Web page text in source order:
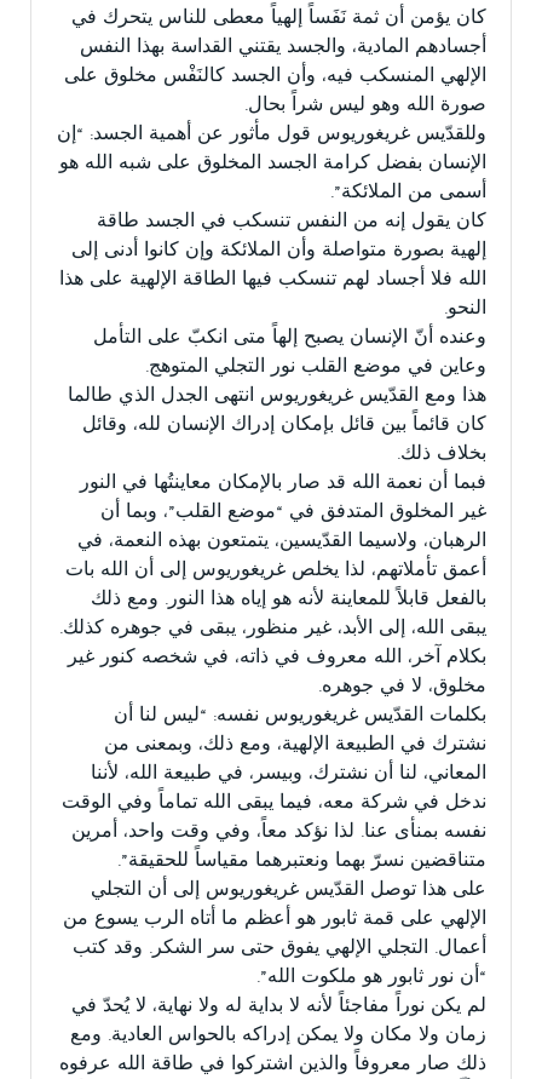
كان يؤمن أن ثمة نَفَساً إلهياً معطى للناس يتحرك في
أجسادهم المادية، والجسد يقتني القداسة بهذا النفس
الإلهي المنسكب فيه، وأن الجسد كالنَفْس مخلوق على
صورة الله وهو ليس شراً بحال.
وللقدّيس غريغوريوس قول مأثور عن أهمية الجسد: “إن
الإنسان بفضل كرامة الجسد المخلوق على شبه الله هو
أسمى من الملائكة”.
كان يقول إنه من النفس تنسكب في الجسد طاقة
إلهية بصورة متواصلة وأن الملائكة وإن كانوا أدنى إلى
الله فلا أجساد لهم تنسكب فيها الطاقة الإلهية على هذا
النحو.
وعنده أنّ الإنسان يصبح إلهاً متى انكبّ على التأمل
وعاين في موضع القلب نور التجلي المتوهج.
هذا ومع القدّيس غريغوريوس انتهى الجدل الذي طالما
كان قائماً بين قائل بإمكان إدراك الإنسان لله، وقائل
بخلاف ذلك.
فبما أن نعمة الله قد صار بالإمكان معاينتُها في النور
غير المخلوق المتدفق في “موضع القلب”، وبما أن
الرهبان، ولاسيما القدّيسين، يتمتعون بهذه النعمة، في
أعمق تأملاتهم، لذا يخلص غريغوريوس إلى أن الله بات
بالفعل قابلاً للمعاينة لأنه هو إياه هذا النور. ومع ذلك
يبقى الله، إلى الأبد، غير منظور، يبقى في جوهره كذلك.
بكلام آخر، الله معروف في ذاته، في شخصه كنور غير
مخلوق، لا في جوهره.
بكلمات القدّيس غريغوريوس نفسه: “ليس لنا أن
نشترك في الطبيعة الإلهية، ومع ذلك، وبمعنى من
المعاني، لنا أن نشترك، وبيسر، في طبيعة الله، لأننا
ندخل في شركة معه، فيما يبقى الله تماماً وفي الوقت
نفسه بمنأى عنا. لذا نؤكد معاً، وفي وقت واحد، أمرين
متناقضين نسرّ بهما ونعتبرهما مقياساً للحقيقة”.
على هذا توصل القدّيس غريغوريوس إلى أن التجلي
الإلهي على قمة ثابور هو أعظم ما أتاه الرب يسوع من
أعمال. التجلي الإلهي يفوق حتى سر الشكر. وقد كتب
“أن نور ثابور هو ملكوت الله”.
لم يكن نوراً مفاجئاً لأنه لا بداية له ولا نهاية، لا يُحدّ في
زمان ولا مكان ولا يمكن إدراكه بالحواس العادية. ومع
ذلك صار معروفاً والذين اشتركوا في طاقة الله عرفوه